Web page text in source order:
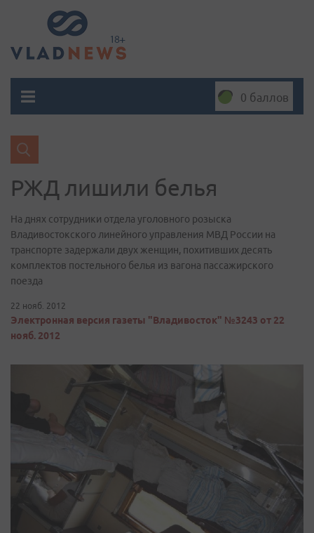
0 баллов
РЖД лишили белья
На днях сотрудники отдела уголовного розыска
Владивостокского линейного управления МВД России на
транспорте задержали двух женщин, похитивших десять
комплектов постельного белья из вагона пассажирского
поезда
22 нояб. 2012
Электронная версия газеты "Владивосток" №3243 от 22
нояб. 2012